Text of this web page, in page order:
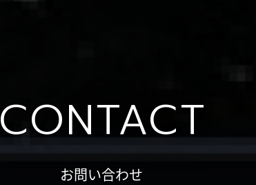
CONTACT
お問い合わせ